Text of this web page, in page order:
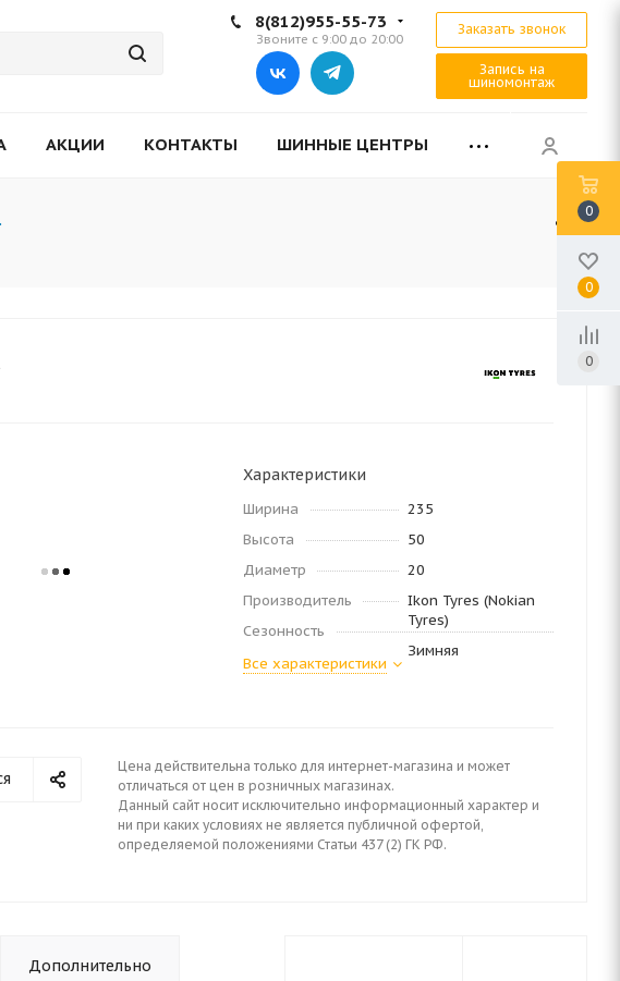
8(812)955-55-73
Звоните с 9:00 до 20:00
Заказать звонок
Запись на
шиномонтаж
АКЦИИ КОНТАКТЫ ШИННЫЕ ЦЕНТРЫ
Характеристики
Ширина
235
Высота
50
Диаметр
20
Производитель
Ikon Tyres (Nokian
Tyres)
Сезонность
Зимняя
Все характеристики
Цена действительна только для интернет-магазина и может
отличаться от цен в розничных магазинах.
Данный сайт носит исключительно информационный характер и
ни при каких условиях не является публичной офертой,
определяемой положениями Статьи 437 (2) ГК РФ.
Дополнительно
0
0
0